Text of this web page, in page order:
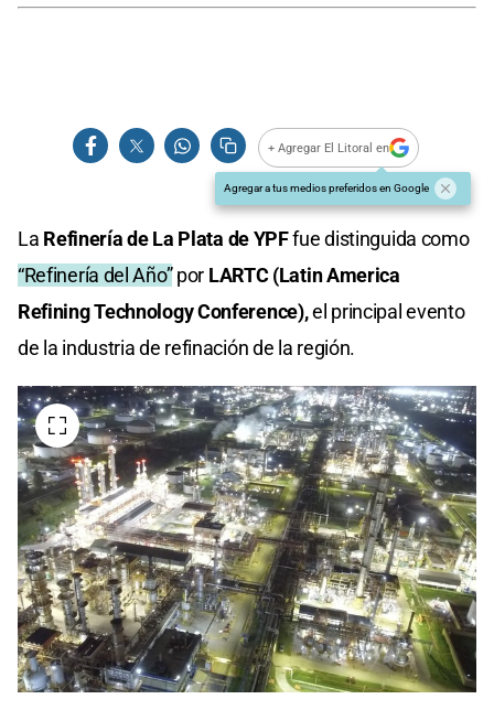
+ Agregar El Litoral en
Agregar a tus medios preferidos en Google
La Refinería de La Plata de YPFfue distinguida como
“Refinería del Año”por LARTC (Latin America
Refining Technology Conference),el principal evento
de la industria de refinación de la región.